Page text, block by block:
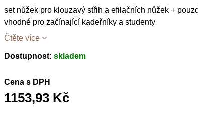
set nůžek pro klouzavý střih a efilačních nůžek +
vhodné pro začínající kadeřníky a studenty
Čtěte více
Dostupnost: skladem
Cena s DPH
1153,93 Kč